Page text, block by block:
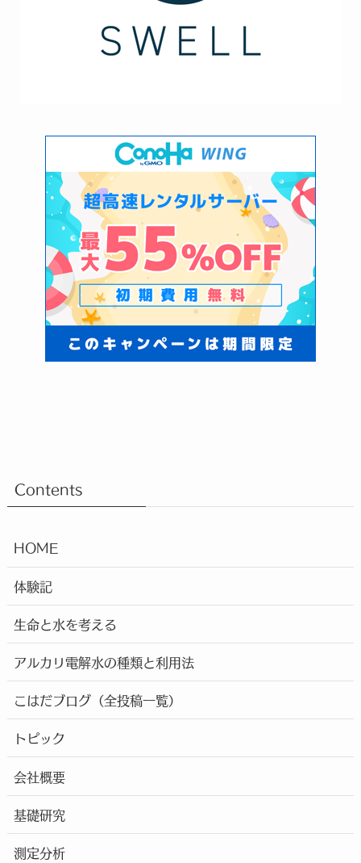
Contents
HOME
体験記
生命と水を考える
アルカリ電解水の種類と利用法
こはだブログ（全投稿一覧）
トピック
会社概要
基礎研究
測定分析